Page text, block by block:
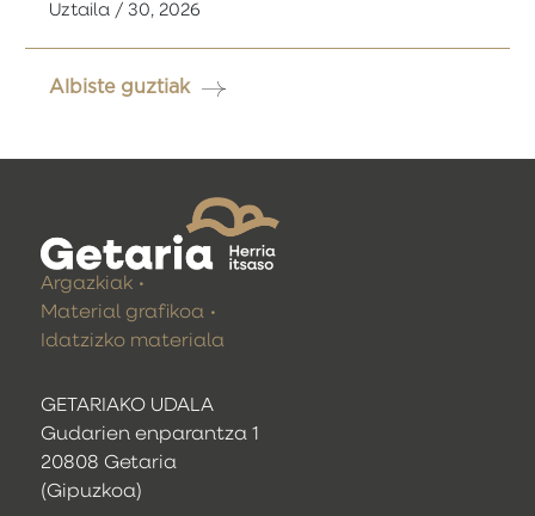
Uztaila / 30, 2026
Albiste guztiak
GETARIAKO UDALA
Gudarien enparantza 1
20808 Getaria
(Gipuzkoa)
Argazkiak
Material grafikoa
Idatzizko materiala